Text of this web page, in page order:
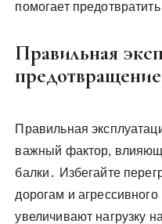
помогает
Правильная
Правильная
важный фактор,
балки․ Избегайте
дорогам и
увеличивают нагрузку